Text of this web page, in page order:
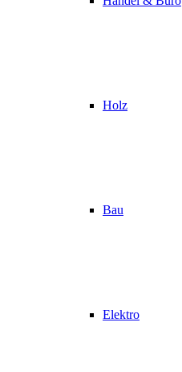
Holz
Bau
Elektro